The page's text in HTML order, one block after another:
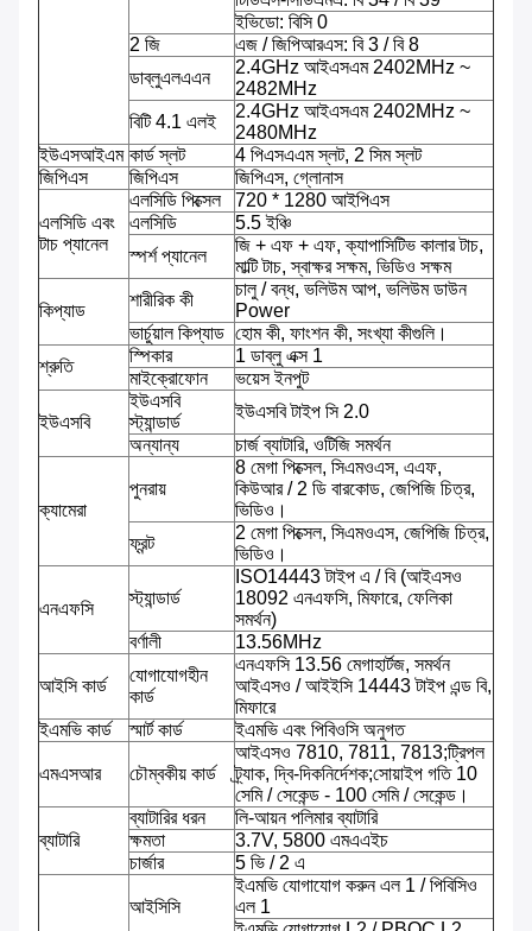
ইভিডো: বিসি 0
2 জি
এজ / জিপিআরএস: বি 3 / বি 8
ডাব্লুএলএএন
2.4GHz আইএসএম 2402MHz ~
2482MHz
বিটি 4.1 এলই
2.4GHz আইএসএম 2402MHz ~
2480MHz
ইউএসআইএম কার্ড স্লট
4 পিএসএএম স্লট, 2 সিম স্লট
জিপিএস
জিপিএস জিপিএস, গ্লোনাস
এলসিডি এবং
টাচ প্যানেল
এলসিডি পিক্সেল
720 * 1280 আইপিএস
এলসিডি
5.5 ইঞ্চি
স্পর্শ প্যানেল
জি + এফ + এফ, ক্যাপাসিটিভ কালার টাচ,
মাল্টি টাচ, স্বাক্ষর সক্ষম, ভিডিও সক্ষম
কিপ্যাড
শারীরিক কী
চালু / বন্ধ, ভলিউম আপ, ভলিউম ডাউন
Power
ভার্চুয়াল কিপ্যাড হোম কী, ফাংশন কী, সংখ্যা কীগুলি।
শ্রুতি
স্পিকার
1 ডাব্লু এক্স 1
মাইক্রোফোন
ভয়েস ইনপুট
ইউএসবি
ইউএসবি
স্ট্যান্ডার্ড
ইউএসবি টাইপ সি 2.0
অন্যান্য
চার্জ ব্যাটারি, ওটিজি সমর্থন
ক্যামেরা
পুনরায়
8 মেগা পিক্সেল, সিএমওএস, এএফ,
কিউআর / 2 ডি বারকোড, জেপিজি চিত্র,
ভিডিও।
ফ্রন্ট
2 মেগা পিক্সেল, সিএমওএস, জেপিজি চিত্র,
ভিডিও।
এনএফসি
স্ট্যান্ডার্ড
ISO14443 টাইপ এ / বি (আইএসও
18092 এনএফসি, মিফারে, ফেলিকা
সমর্থন)
বর্ণালী
13.56MHz
আইসি কার্ড
যোগাযোগহীন
কার্ড
এনএফসি 13.56 মেগাহার্টজ, সমর্থন
আইএসও / আইইসি 14443 টাইপ এন্ড বি,
মিফারে
ইএমভি কার্ড
স্মার্ট কার্ড ইএমভি এবং পিবিওসি অনুগত
এমএসআর চৌম্বকীয় কার্ড
আইএসও 7810, 7811, 7813;ট্রিপল
ট্র্যাক, দ্বি-দিকনির্দেশক;সোয়াইপ গতি 10
সেমি / সেকেন্ড - 100 সেমি / সেকেন্ড।
ব্যাটারি
ব্যাটারির ধরন
লি-আয়ন পলিমার ব্যাটারি
ক্ষমতা
3.7V, 5800 এমএএইচ
চার্জার
5 ভি / 2 এ
আইসিসি
ইএমভি যোগাযোগ করুন এল 1 / পিবিসিও
এল 1